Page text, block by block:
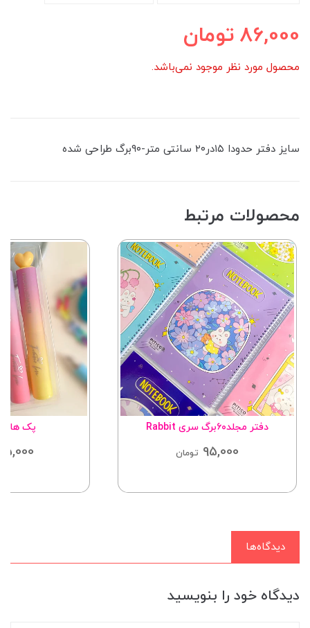
86,000 تومان
محصول مورد نظر موجود نمی‌باشد.
سایز دفتر حدودا ۱۵در۲۰ سانتی متر-۹۰برگ طراحی شده
محصولات مرتبط
دفتر مجلد۶۰برگ سری Rabbit
95,000 تومان
پک
دیدگاه‌ها
دیدگاه خود را بنویسید